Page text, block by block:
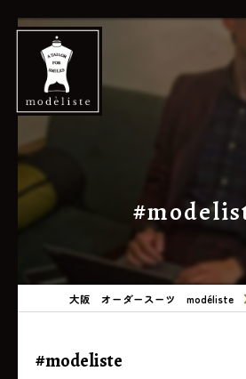
大阪 オーダースーツ modéliste
#modeliste